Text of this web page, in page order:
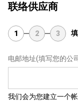
联络供应商
1 2 3
电邮地址(填写您的公
我们会为您建立一个